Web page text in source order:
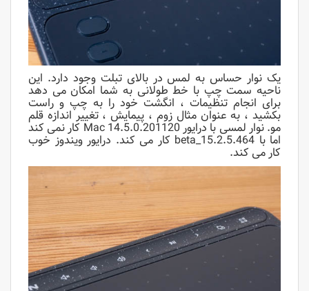
یک نوار حساس به لمس در بالای تبلت وجود دارد. این
ناحیه سمت چپ با خط طولانی به شما امکان می دهد
برای انجام تنظیمات ، انگشت خود را به چپ و راست
بکشید ، به عنوان مثال زوم ، پیمایش ، تغییر اندازه قلم
مو. نوار لمسی با درایور Mac 14.5.0.201120 کار نمی کند
اما با 15.2.5.464_beta کار می کند. درایور ویندوز خوب
کار می کند.